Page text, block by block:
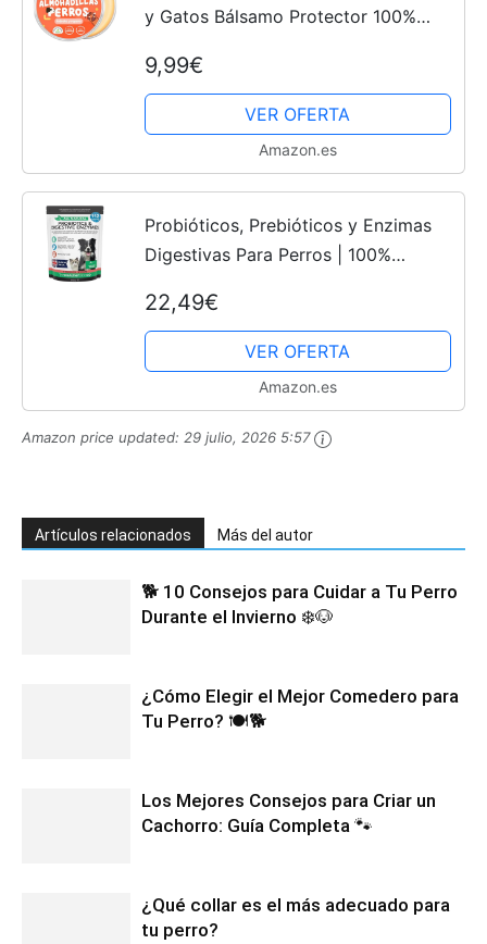
y Gatos Bálsamo Protector 100%
9,99€
VER OFERTA
Amazon.es
Probióticos, Prebióticos y Enzimas
Digestivas Para Perros | 100%
Estómago, la Digestión Mejorar la
Inmunidad las Deposiciones y...
22,49€
VER OFERTA
Amazon.es
Amazon price updated: 29 julio, 2026 5:57
Artículos relacionados Más del autor
🐕 10 Consejos para Cuidar a Tu Perro
Durante el Invierno ❄️🐶
¿Cómo Elegir el Mejor Comedero para
Tu Perro? 🍽️🐕
Los Mejores Consejos para Criar un
Cachorro: Guía Completa 🐾
¿Qué collar es el más adecuado para
tu perro?